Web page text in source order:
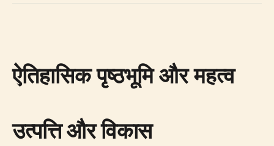
ऐतिहासिक पृष्ठभूमि और महत्व
उत्पत्ति और विकास